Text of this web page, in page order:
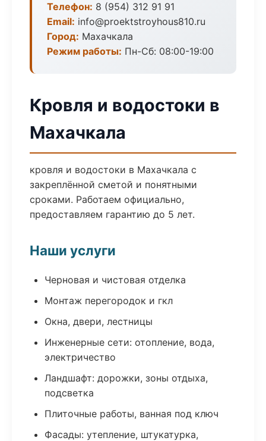
Телефон: 8 (954) 312 91 91
Email: info@proektstroyhous810.ru
Город: Махачкала
Режим работы: Пн-Сб: 08:00-19:00
Кровля и водостоки в
Махачкала
кровля и водостоки в Махачкала с
закреплённой сметой и понятными
сроками. Работаем официально,
предоставляем гарантию до 5 лет.
Наши услуги
Черновая и чистовая отделка
Монтаж перегородок и гкл
Окна, двери, лестницы
Инженерные сети: отопление, вода,
электричество
Ландшафт: дорожки, зоны отдыха,
подсветка
Плиточные работы, ванная под ключ
Фасады: утепление, штукатурка,